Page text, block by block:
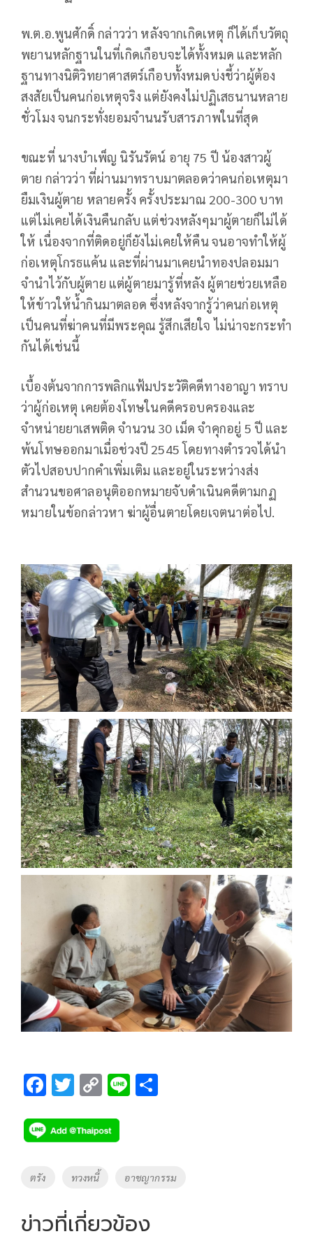
พ.ต.อ.พูนศักดิ์ กล่าวว่า หลังจากเกิดเหตุ ก็ได้เก็บวัตถุ
พยานหลักฐานในที่เกิดเกือบจะได้ทั้งหมด และหลัก
ฐานทางนิติวิทยาศาสตร์เกือบทั้งหมดบ่งชี้ว่าผู้ต้อง
สงสัยเป็นคนก่อเหตุจริง แต่ยังคงไม่ปฏิเสธนานหลาย
ชั่วโมง จนกระทั่งยอมจำนนรับสารภาพในที่สุด
ขณะที่ นางบำเพ็ญ นิรันรัตน์ อายุ 75 ปี น้องสาวผู้
ตาย กล่าวว่า ที่ผ่านมาทราบมาตลอดว่าคนก่อเหตุมา
ยืมเงินผู้ตาย หลายครั้ง ครั้งประมาณ 200-300 บาท
แต่ไม่เคยได้เงินคืนกลับ แต่ช่วงหลังๆมาผู้ตายก็ไม่ได้
ให้ เนื่องจากที่ติดอยู่ก็ยังไม่เคยให้คืน จนอาจทำให้ผู้
ก่อเหตุโกรธแค้น และที่ผ่านมาเคยนำทองปลอมมา
จำนำไว้กับผู้ตาย แต่ผู้ตายมารู้ที่หลัง ผู้ตายช่วยเหลือ
ให้ข้าวให้น้ำกินมาตลอด ซึ่งหลังจากรู้ว่าคนก่อเหตุ
เป็นคนที่ฆ่าคนที่มีพระคุณ รู้สึกเสียใจ ไม่น่าจะกระทำ
กันได้เช่นนี้
เบื้องต้นจากการพลิกแฟ้มประวัติคดีทางอาญา ทราบ
ว่าผู้ก่อเหตุ เคยต้องโทษในคดีครอบครองและ
จำหน่ายยาเสพติด จำนวน 30 เม็ด จำคุกอยู่ 5 ปี และ
พ้นโทษออกมาเมื่อช่วงปี 2545 โดยทางตำรวจได้นำ
ตัวไปสอบปากคำเพิ่มเติม และอยู่ในระหว่างส่ง
สำนวนขอศาลอนุติออกหมายจับดำเนินคดีตามกฏ
หมายในข้อกล่าวหา ฆ่าผู้อื่นตายโดยเจตนาต่อไป.
F
e
b
k
T
tt
er
C
p
y
k
Li
Tags
ตรัง ทวงหนี้ อาชญากรรม
ข่าวที่เกี่ยวข้อง